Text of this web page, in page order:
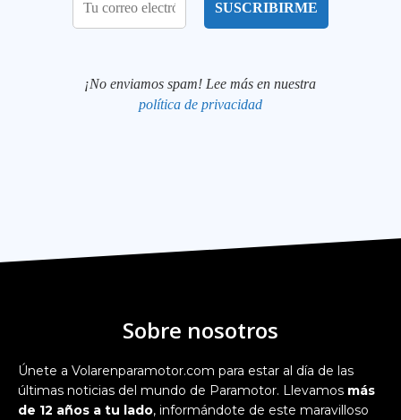
¡No enviamos spam! Lee más en nuestra
política de privacidad
Sobre nosotros
Únete a Volarenparamotor.com para estar al día de las
últimas noticias del mundo de Paramotor. Llevamos más
de 12 años a tu lado, informándote de este maravilloso